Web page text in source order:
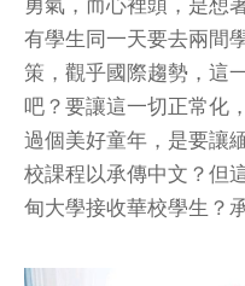
勇氣，而心裡頭，是想
有學生同一天要去兩間
策，觀乎國際趨勢，這
吧？要讓這一切正常化
過個美好童年，是要讓
校課程以承傳中文？但
甸大學接收華校學生？